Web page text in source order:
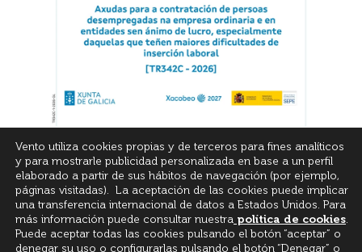
© All Rights Reserved
Vento utiliza cookies propias y de terceros para fines analíticos
y para mostrarle publicidad personalizada en base a un perfil
elaborado a partir de sus hábitos de navegación (por ejemplo,
páginas visitadas). La aceptación de las cookies puede implicar
una transferencia internacional de datos a Estados Unidos. Para
más información puede consultar nuestra política de cookies.
Puede aceptar todas las cookies pulsando el botón “aceptar” o
denegar su uso o configurarlas pulsando el botón “Denegar” o